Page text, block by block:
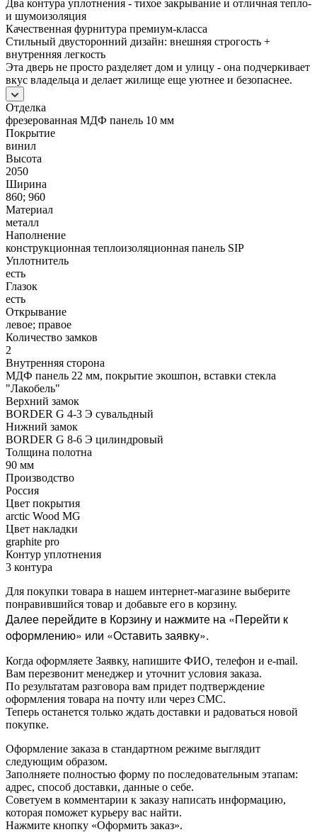
Два контура уплотнения - тихое закрывание и отличная тепло-
и шумоизоляция
Качественная фурнитура премиум-класса
Стильный двусторонний дизайн: внешняя строгость +
внутренняя легкость
Эта дверь не просто разделяет дом и улицу - она подчеркивает
вкус владельца и делает жилище еще уютнее и безопаснее.
Отделка
фрезерованная МДФ панель 10 мм
Покрытие
винил
Высота
2050
Ширина
860; 960
Материал
металл
Наполнение
конструкционная теплоизоляционная панель SIP
Уплотнитель
есть
Глазок
есть
Открывание
левое; правое
Количество замков
2
Внутренняя сторона
МДФ панель 22 мм, покрытие экошпон, вставки стекла
"Лакобель"
Верхний замок
BORDER G 4-3 Э сувальдный
Нижний замок
BORDER G 8-6 Э цилиндровый
Толщина полотна
90 мм
Производство
Россия
Цвет покрытия
arctic Wood MG
Цвет накладки
graphite pro
Контур уплотнения
3 контура
Для покупки товара в нашем интернет-магазине выберите
понравившийся товар и добавьте его в корзину.
Далее перейдите в Корзину и нажмите на «Перейти к
оформлению» или «Оставить заявку».
Когда оформляете Заявку, напишите ФИО, телефон и e-mail.
Вам перезвонит менеджер и уточнит условия заказа.
По результатам разговора вам придет подтверждение
оформления товара на почту или через СМС.
Теперь останется только ждать доставки и радоваться новой
покупке.
Оформление заказа в стандартном режиме выглядит
следующим образом.
Заполняете полностью форму по последовательным этапам:
адрес, способ доставки, данные о себе.
Советуем в комментарии к заказу написать информацию,
которая поможет курьеру вас найти.
Нажмите кнопку «Оформить заказ».